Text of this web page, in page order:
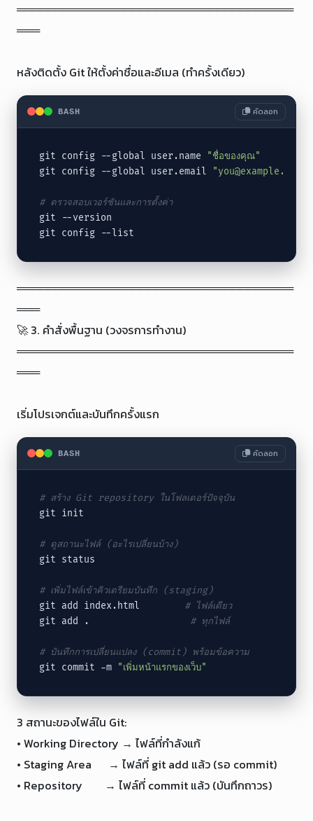
════════════════════════════════════
═══
หลังติดตั้ง Git ให้ตั้งค่าชื่อและอีเมล (ทำครั้งเดียว)
BASH คัดลอก
git config --global user.name
"ชื่อของคุณ"
git config --global user.email
"you@example.com"
# ตรวจสอบเวอร์ชันและการตั้งค่า
git --version
git config --list
════════════════════════════════════
═══
🚀 3. คำสั่งพื้นฐาน (วงจรการทำงาน)
════════════════════════════════════
═══
เริ่มโปรเจกต์และบันทึกครั้งแรก
BASH คัดลอก
# สร้าง Git repository ในโฟลเดอร์ปัจจุบัน
git init
# ดูสถานะไฟล์ (อะไรเปลี่ยนบ้าง)
git status
# เพิ่มไฟล์เข้าคิวเตรียมบันทึก (staging)
git add index.html # ไฟล์เดียว
git add . # ทุกไฟล์
# บันทึกการเปลี่ยนแปลง (commit) พร้อมข้อความ
git commit -m
"เพิ่มหน้าแรกของเว็บ"
3 สถานะของไฟล์ใน Git:
• Working Directory → ไฟล์ที่กำลังแก้
• Staging Area      → ไฟล์ที่ git add แล้ว (รอ commit)
• Repository        → ไฟล์ที่ commit แล้ว (บันทึกถาวร)